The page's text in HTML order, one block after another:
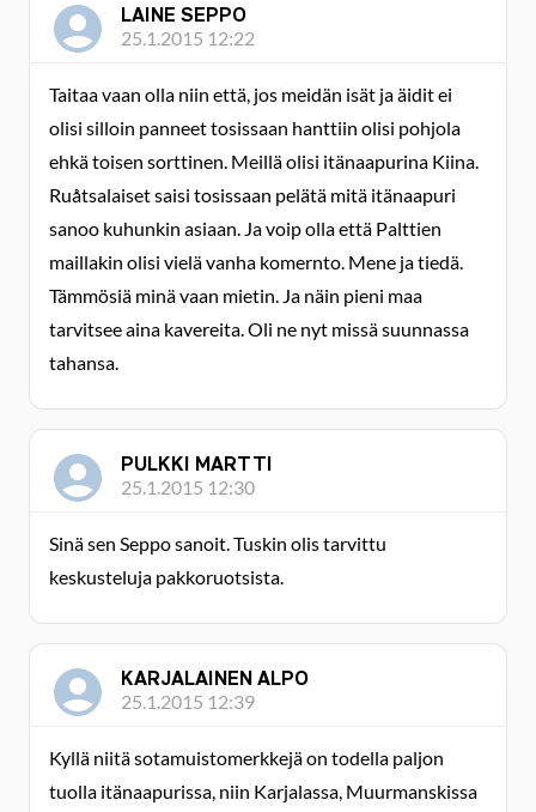
LAINE SEPPO
25.1.2015 12:22
Taitaa vaan olla niin että, jos meidän isät ja äidit ei
olisi silloin panneet tosissaan hanttiin olisi pohjola
ehkä toisen sorttinen. Meillä olisi itänaapurina Kiina.
Ruåtsalaiset saisi tosissaan pelätä mitä itänaapuri
sanoo kuhunkin asiaan. Ja voip olla että Palttien
maillakin olisi vielä vanha komernto. Mene ja tiedä.
Tämmösiä minä vaan mietin. Ja näin pieni maa
tarvitsee aina kavereita. Oli ne nyt missä suunnassa
tahansa.
PULKKI MARTTI
25.1.2015 12:30
Sinä sen Seppo sanoit. Tuskin olis tarvittu
keskusteluja pakkoruotsista.
KARJALAINEN ALPO
25.1.2015 12:39
Kyllä niitä sotamuistomerkkejä on todella paljon
tuolla itänaapurissa, niin Karjalassa, Muurmanskissa